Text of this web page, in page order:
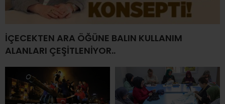
İÇECEKTEN ARA ÖĞÜNE BALIN KULLANIM
ALANLARI ÇEŞİTLENİYOR..